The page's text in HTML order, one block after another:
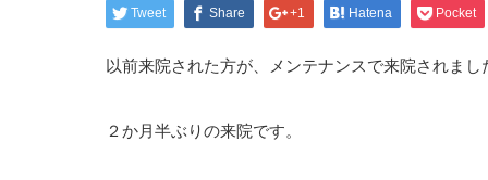
Tweet Share +1 Hatena Pocket
以前来院された方が、メンテナンスで来院されまし
２か月半ぶりの来院です。